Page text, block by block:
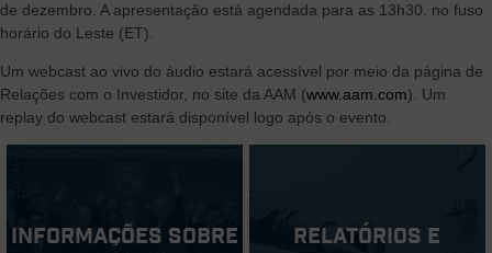
de dezembro. A apresentação está agendada para as 13h30. no fuso
horário do Leste (ET).
Um webcast ao vivo do áudio estará acessível por meio da página de
Relações com o Investidor, no site da AAM (www.aam.com). Um
replay do webcast estará disponível logo após o evento.
Informações sobre
Relatórios e